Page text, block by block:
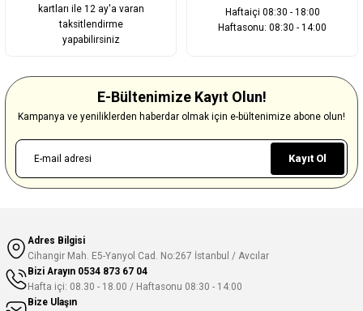
kartları ile 12 ay'a varan
taksitlendirme
yapabilirsiniz
Haftaiçi 08:30 - 18:00
Haftasonu: 08:30 - 14:00
E-Bültenimize Kayıt Olun!
Kampanya ve yeniliklerden haberdar olmak için e-bültenimize abone olun!
Kayıt Ol
Adres Bilgisi
Cihangir Mah. E5-Yanyol Cad. No:267 İstanbul / Avcılar
Bizi Arayın 0534 873 67 04
Hafta içi: 08.30 - 18.00 / Haftasonu 08:30 - 14:00
Bize Ulaşın